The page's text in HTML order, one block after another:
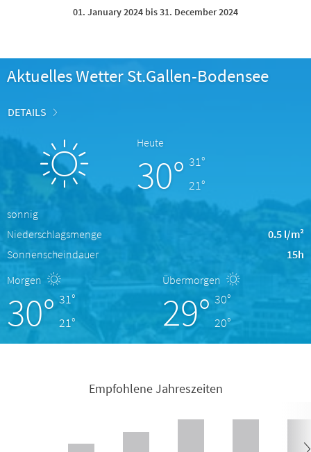
01. January 2024 bis 31. December 2024
Aktuelles Wetter St.Gallen-Bodensee
DETAILS
Heute
30° 31°
21°
sonnig
Niederschlagsmenge
0.5 l/m²
Sonnenscheindauer
15h
Morgen
30° 31°
21°
Übermorgen
29° 30°
20°
Empfohlene Jahreszeiten